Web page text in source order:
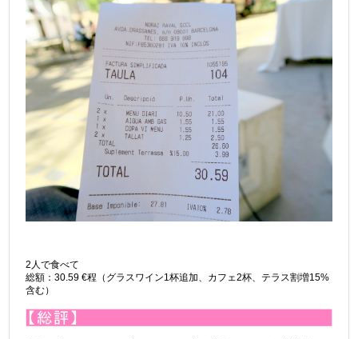
2人で食べて
総額：30.59 €程（グラスワイン1杯追加、カフェ2杯、テラス割増15%
含む）